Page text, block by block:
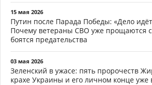
15 мая 2026
Путин после Парада Победы: «Дело
Почему ветераны СВО уже прощаются
боятся предательства
03 мая 2026
Зеленский в ужасе: пять пророчеств
крахе Украины и его личном конце уже